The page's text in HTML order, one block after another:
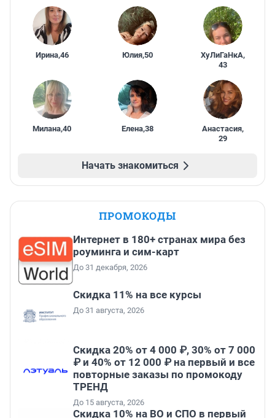
Ирина,46 Юлия,50 ХуЛиГаНкА,
43
Милана,40 Елена,38 Анастасия,
29
Начать знакомиться
ПРОМОКОДЫ
Интернет в 180+ странах мира без
роуминга и сим-карт
До 31 декабря, 2026
Скидка 11% на все курсы
До 31 августа, 2026
Скидка 20% от 4 000 ₽, 30% от 7 000
₽ и 40% от 12 000 ₽ на первый и все
повторные заказы по промокоду
ТРЕНД
До 15 августа, 2026
Скидка 10% на ВО и СПО в первый